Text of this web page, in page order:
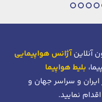
آنلاینآژانس هواپیمایی
بلیط هواپیما
ایران و سراسر جهان و
اقدام نمایید.